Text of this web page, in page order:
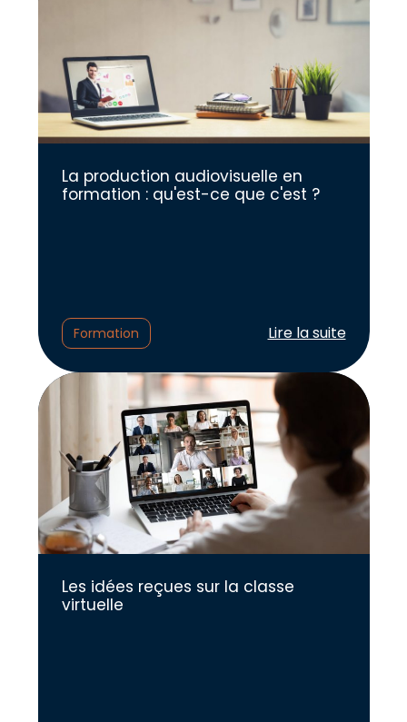
La production audiovisuelle en
formation : qu'est-ce que c'est ?
Formation Lire l'article :
Lire la suite
Les idées reçues sur la classe
virtuelle